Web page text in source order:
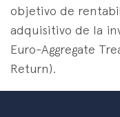
objetivo de
adquisitivo de la
Euro-Aggregate
Return).